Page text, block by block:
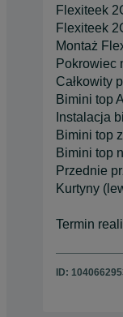
Flexiteek
Flexiteek
Montaż
Pokrowiec
Całkowity
Bimini top
Instalacja
Bimini top
Bimini top
Przednie
Kurtyny
Termin
ID: